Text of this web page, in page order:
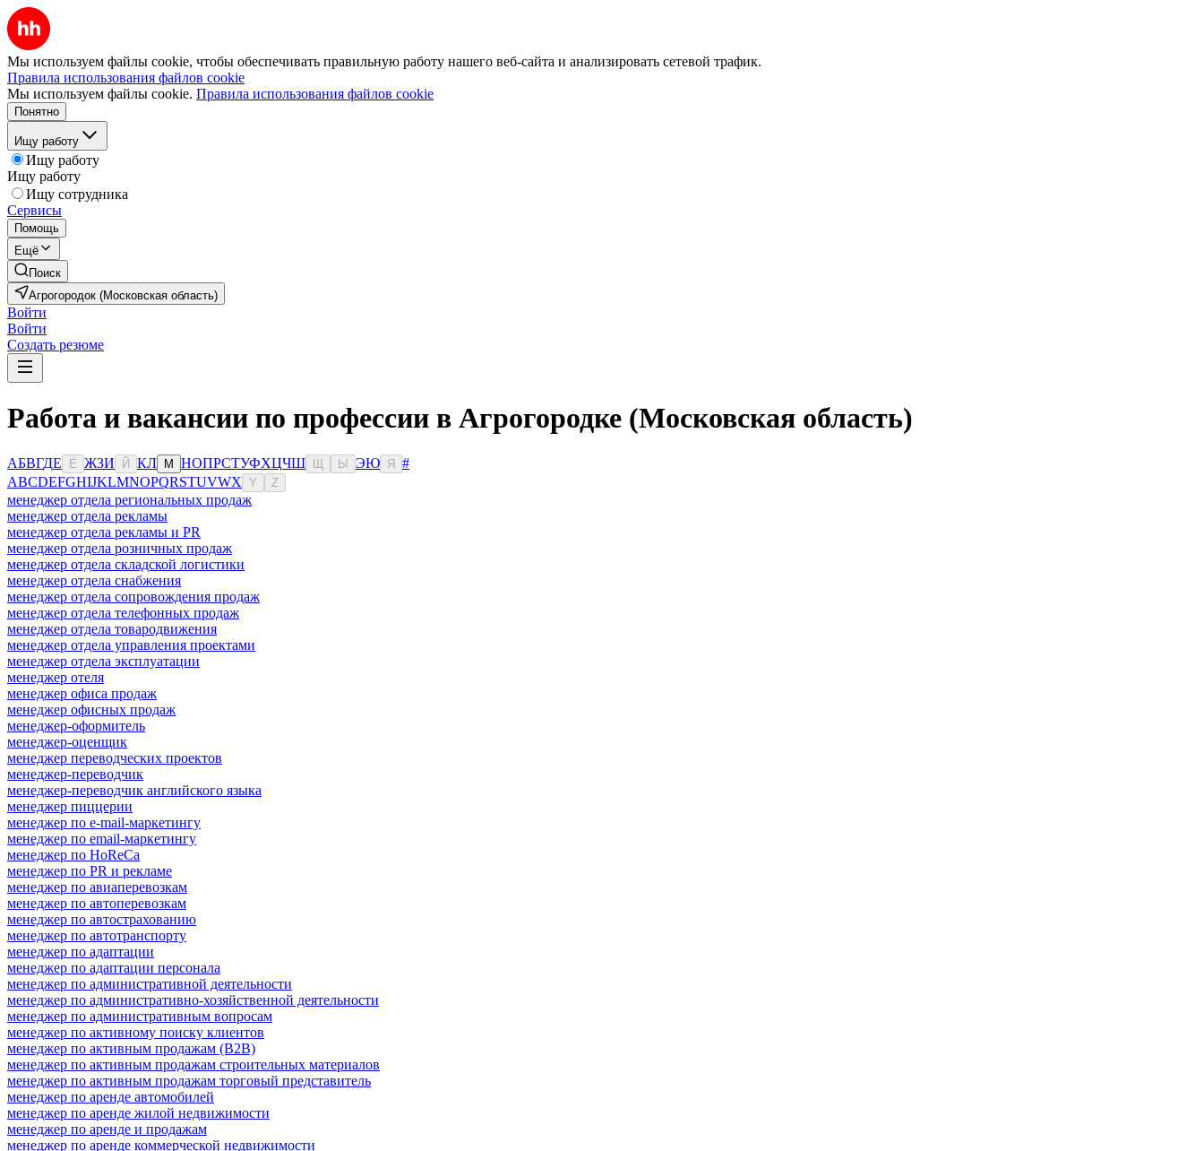
Мы используем файлы cookie, чтобы обеспечивать правильную работу нашего веб-сайта и анализировать сетевой трафик.
Правила использования файлов cookie
Мы используем файлы cookie. Правила использования файлов cookie
Понятно
Ищу работу
Ищу работу
Ищу работу
Ищу сотрудника
Сервисы
Помощь
Ещё
Поиск
Агрогородок (Московская область)
Войти
Войти
Создать резюме
Работа и вакансии по профессии в Агрогородке (Московская область)
АБВГДЕ Ё ЖЗИ Й КЛ М НОПРСТУФХЦЧШ Ы ЭЮ Я
#
ABCDEFGHIJKLMNOPQRSTUVWX Y Z
менеджер отдела региональных продаж
менеджер отдела рекламы
менеджер отдела рекламы и PR
менеджер отдела розничных продаж
менеджер отдела складской логистики
менеджер отдела снабжения
менеджер отдела сопровождения продаж
менеджер отдела телефонных продаж
менеджер отдела товародвижения
менеджер отдела управления проектами
менеджер отдела эксплуатации
менеджер отеля
менеджер офиса продаж
менеджер офисных продаж
менеджер-оформитель
менеджер-оценщик
менеджер переводческих проектов
менеджер-переводчик
менеджер-переводчик английского языка
менеджер пиццерии
менеджер по e-mail-маркетингу
менеджер по email-маркетингу
менеджер по HoReCa
менеджер по PR и рекламе
менеджер по авиаперевозкам
менеджер по автоперевозкам
менеджер по автострахованию
менеджер по автотранспорту
менеджер по адаптации
менеджер по адаптации персонала
менеджер по административной деятельности
менеджер по административно-хозяйственной деятельности
менеджер по административным вопросам
менеджер по активному поиску клиентов
менеджер по активным продажам (B2B)
менеджер по активным продажам строительных материалов
менеджер по активным продажам торговый представитель
менеджер по аренде автомобилей
менеджер по аренде жилой недвижимости
менеджер по аренде и продажам
менеджер по аренде коммерческой недвижимости